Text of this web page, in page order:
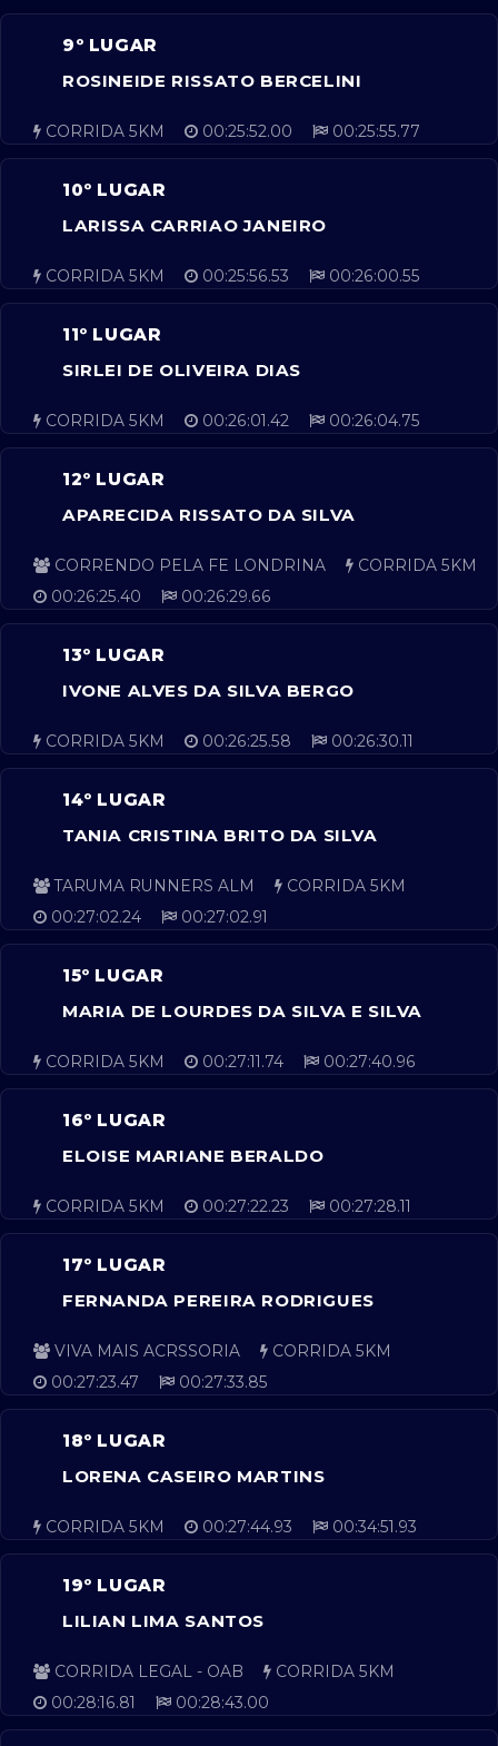
9º LUGAR
ROSINEIDE RISSATO BERCELINI
CORRIDA 5KM 00:25:52.00 00:25:55.77
10º LUGAR
LARISSA CARRIAO JANEIRO
CORRIDA 5KM 00:25:56.53 00:26:00.55
11º LUGAR
SIRLEI DE OLIVEIRA DIAS
CORRIDA 5KM 00:26:01.42 00:26:04.75
12º LUGAR
APARECIDA RISSATO DA SILVA
CORRENDO PELA FE LONDRINA
CORRIDA 5KM
00:26:25.40
00:26:29.66
13º LUGAR
IVONE ALVES DA SILVA BERGO
CORRIDA 5KM 00:26:25.58 00:26:30.11
14º LUGAR
TANIA CRISTINA BRITO DA SILVA
TARUMA RUNNERS ALM
CORRIDA 5KM
00:27:02.24
00:27:02.91
15º LUGAR
MARIA DE LOURDES DA SILVA E SILVA
CORRIDA 5KM 00:27:11.74 00:27:40.96
16º LUGAR
ELOISE MARIANE BERALDO
CORRIDA 5KM 00:27:22.23 00:27:28.11
17º LUGAR
FERNANDA PEREIRA RODRIGUES
VIVA MAIS ACRSSORIA
CORRIDA 5KM
00:27:23.47
00:27:33.85
18º LUGAR
LORENA CASEIRO MARTINS
CORRIDA 5KM 00:27:44.93 00:34:51.93
19º LUGAR
LILIAN LIMA SANTOS
CORRIDA LEGAL - OAB
CORRIDA 5KM
00:28:16.81
00:28:43.00